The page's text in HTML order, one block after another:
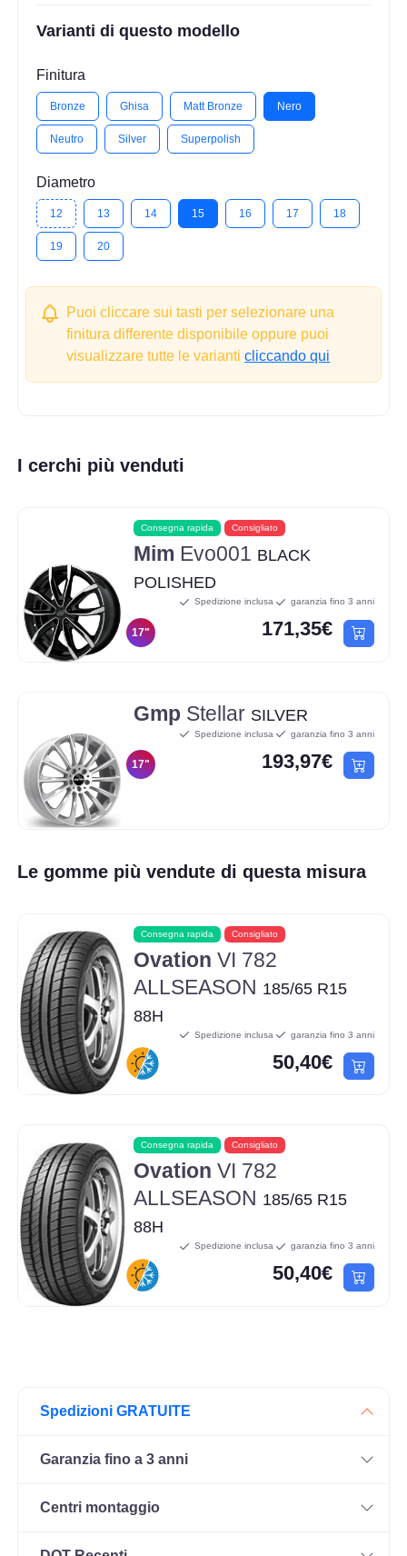
Varianti di questo modello
Finitura
Bronze Ghisa Matt Bronze Nero
Neutro Silver Superpolish
Diametro
12 13 14 15 16 17 18
19 20
Puoi cliccare sui tasti per selezionare una
finitura differente disponibile oppure puoi
visualizzare tutte le varianticliccando qui
I cerchi più venduti
Consegna rapida Consigliato
Mim Evo001 BLACK
POLISHED
17"
Spedizione inclusa garanzia fino 3 anni
171,35€
Gmp Stellar SILVER
17"
Spedizione inclusa garanzia fino 3 anni
193,97€
Le gomme più vendute di questa misura
Consegna rapida Consigliato
Ovation VI 782
ALLSEASON 185/65 R15
88H
Spedizione inclusa garanzia fino 3 anni
50,40€
Consegna rapida Consigliato
Ovation VI 782
ALLSEASON 185/65 R15
88H
Spedizione inclusa garanzia fino 3 anni
50,40€
Spedizioni GRATUITE
Garanzia fino a 3 anni
Centri montaggio